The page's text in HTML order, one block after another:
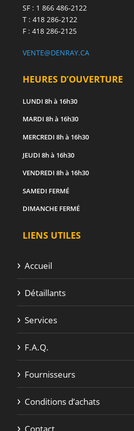
SF : 1 866 486-2122
T : 418 286-2122
F : 418 286-2125
VENTE@DENRAY.CA
HEURES D’OUVERTURE
LUNDI 8h à 16h30
MARDI 8h à 16h30
MERCREDI 8h à 16h30
JEUDI 8h à 16h30
VENDREDI 8h à 16h30
SAMEDI FERMÉ
DIMANCHE FERMÉ
LIENS UTILES
Accueil
Détaillants
Services
F.A.Q.
Fournisseurs
Conditions d’achats